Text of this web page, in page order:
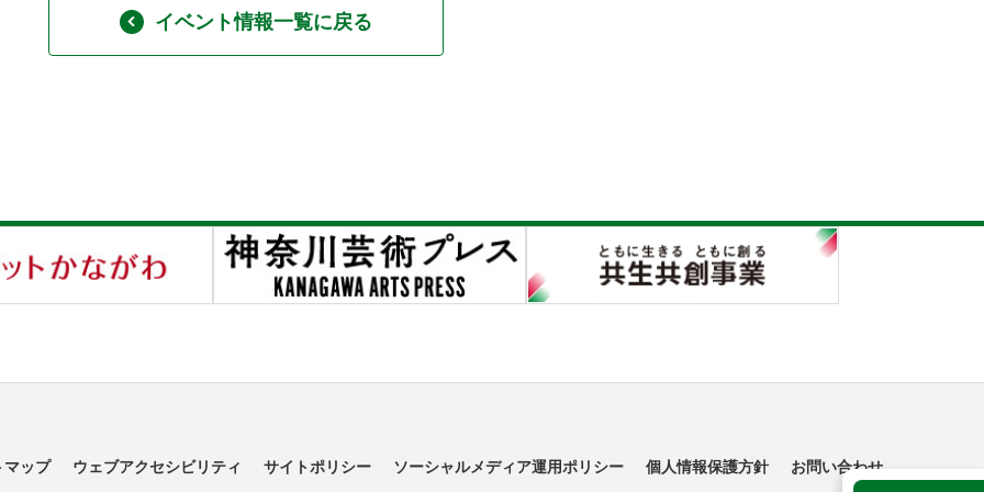
イベント情報一覧に戻る
マップ ウェブアクセシビリティ サイトポリシー ソーシャルメディア運用ポリシー 個人情報保護方針 お問い合わせ